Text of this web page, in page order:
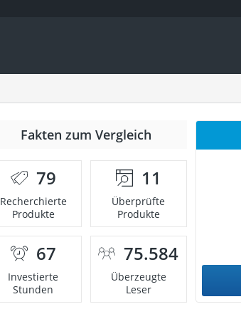
Fakten zum Vergleich
79
Recherchierte
Produkte
11
Überprüfte
Produkte
67
Investierte
Stunden
75.584
Überzeugte
Leser